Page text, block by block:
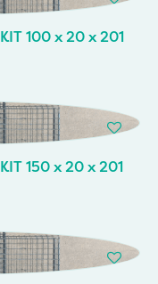
100 x 20 x 201
150 x 20 x 201